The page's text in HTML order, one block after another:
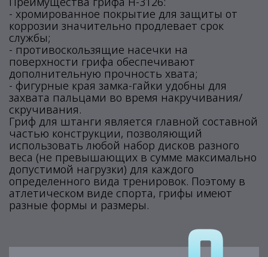
- хромированное покрытие для защиты от
коррозии значительно продлевает срок
службы;
- противоскользящие насечки на
поверхности грифа обеспечивают
дополнительную прочность хвата;
- фигурные края замка-гайки удобны для
захвата пальцами во время накручивания/
скручивания.
Гриф для штанги является главной составной
частью конструкции, позволяющий
использовать любой набор дисков разного
веса (не превышающих в сумме максимально
допустимой нагрузки) для каждого
определенного вида тренировок. Поэтому в
атлетическом виде спорта, грифы имеют
разные формы и размеры.